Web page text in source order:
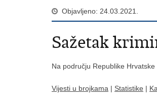
Objavljeno: 24.03.2021.
Sažetak
Na području Republike
Vijesti u brojkama | Statistike |